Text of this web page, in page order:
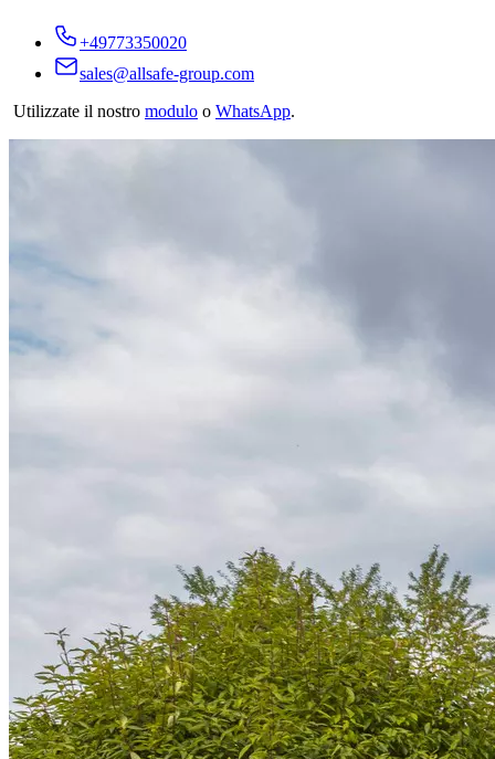
+49773350020
sales@allsafe-group.com
Utilizzate il nostro modulo o WhatsApp.